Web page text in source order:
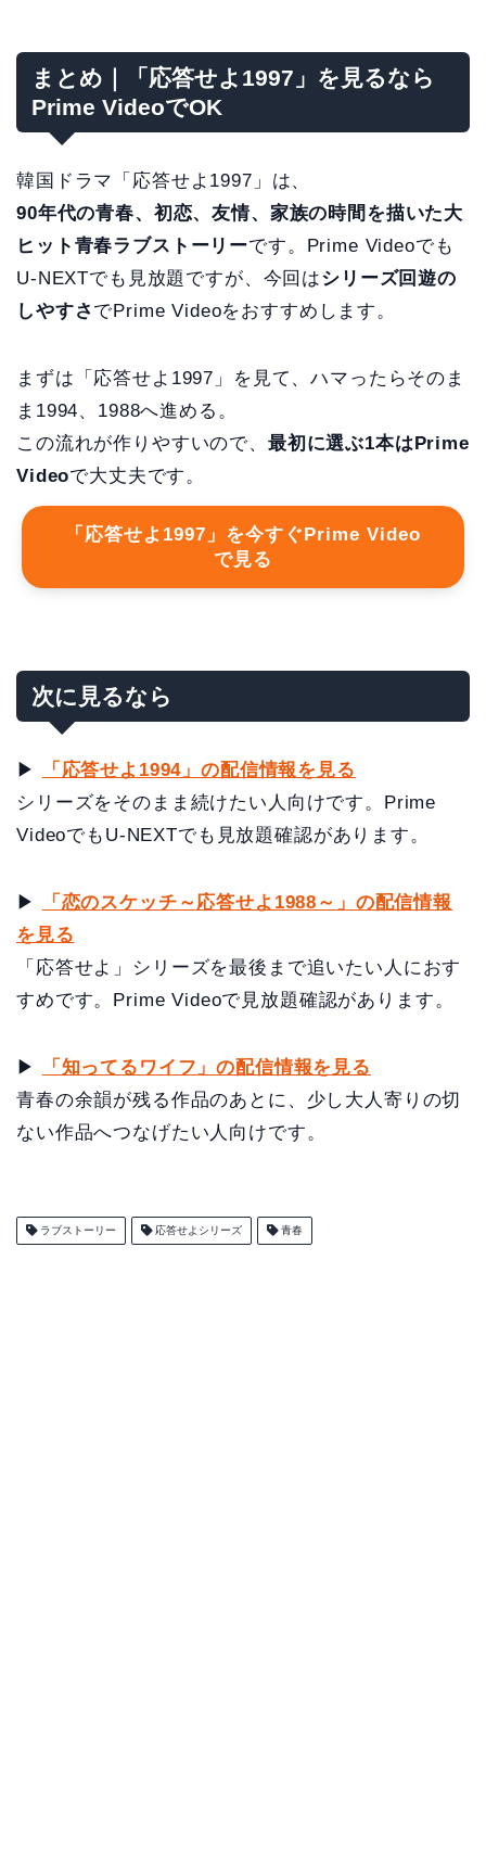
まとめ｜「応答せよ1997」を見るなら
Prime VideoでOK
韓国ドラマ「応答せよ1997」は、
90年代の青春、初恋、友情、家族の時間を描いた大
ヒット青春ラブストーリーです。Prime Videoでも
U-NEXTでも見放題ですが、今回はシリーズ回遊の
しやすさでPrime Videoをおすすめします。
まずは「応答せよ1997」を見て、ハマったらそのま
ま1994、1988へ進める。
この流れが作りやすいので、 最初に選ぶ1本はPrime
Videoで大丈夫です。
「応答せよ1997」を今すぐPrime Video
で見る
次に見るなら
▶
「応答せよ1994」の配信情報を見る
シリーズをそのまま続けたい人向けです。Prime
VideoでもU-NEXTでも見放題確認があります。
▶
「恋のスケッチ～応答せよ1988～」の配信情報
を見る
「応答せよ」シリーズを最後まで追いたい人におす
すめです。Prime Videoで見放題確認があります。
▶
「知ってるワイフ」の配信情報を見る
青春の余韻が残る作品のあとに、少し大人寄りの切
ない作品へつなげたい人向けです。
ラブストーリー 応答せよシリーズ 青春